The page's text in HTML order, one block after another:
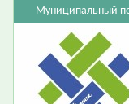
Муниципальный